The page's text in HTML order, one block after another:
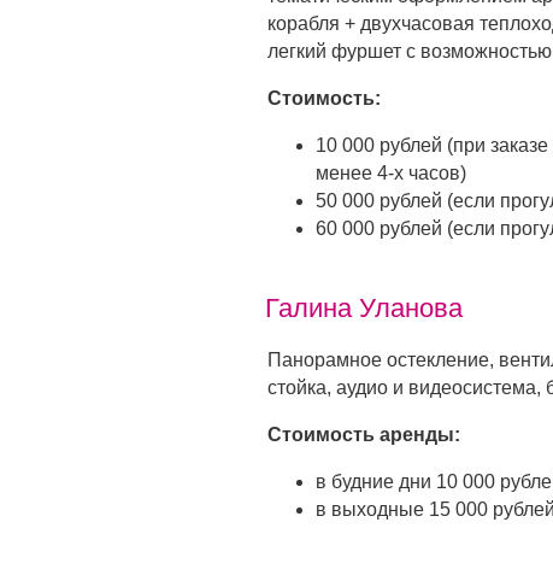
корабля + двухчасовая
легкий фуршет с
Стоимость:
10 000 рублей (при
менее 4-х часов)
50 000 рублей (если
60 000 рублей (если
Галина Уланова
Панорамное остекление,
стойка, аудио и видеосистема,
Стоимость аренды:
в будние дни 10 000
в выходные 15 000